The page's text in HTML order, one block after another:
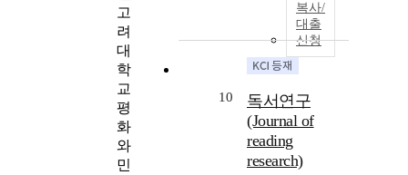
고
려
대
학
교
평
화
와
민
복사/
대출
신청
10
독서연구
(Journal of
reading
research)